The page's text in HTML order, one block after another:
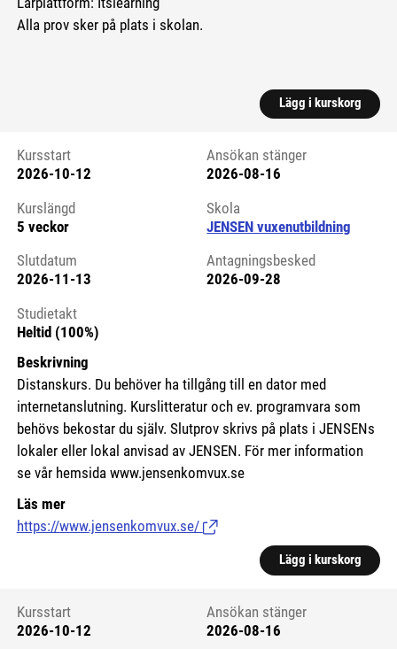
Alla prov sker på plats i skolan.
Lägg i kurskorg
Kursstart 6067755
Kursstart
2026-10-12
Ansökan stänger
2026-08-16
Kurslängd
5 veckor
Skola
JENSEN vuxenutbildning
Slutdatum
2026-11-13
Antagningsbesked
2026-09-28
Studietakt
Heltid (100%)
Beskrivning
Distanskurs. Du behöver ha tillgång till en dator med
internetanslutning. Kurslitteratur och ev. programvara som
behövs bekostar du själv. Slutprov skrivs på plats i JENSENs
lokaler eller lokal anvisad av JENSEN. För mer information
se vår hemsida www.jensenkomvux.se
Läs mer
https://www.jensenkomvux.se/ (Länk till extern sida.)
Lägg i kurskorg
Kursstart 6105031
Kursstart
2026-10-12
Ansökan stänger
2026-08-16